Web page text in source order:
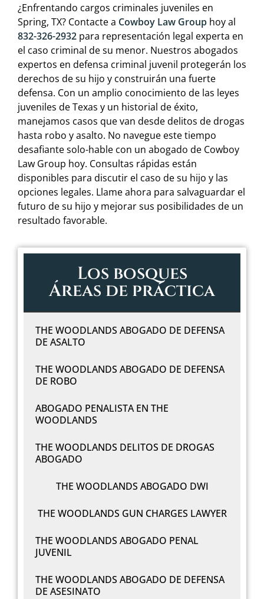
¿Enfrentando cargos criminales juveniles en
Spring, TX? Contacte a Cowboy Law Group hoy al
832-326-2932 para representación legal experta en
el caso criminal de su menor. Nuestros abogados
expertos en defensa criminal juvenil protegerán los
derechos de su hijo y construirán una fuerte
defensa. Con un amplio conocimiento de las leyes
juveniles de Texas y un historial de éxito,
manejamos casos que van desde delitos de drogas
hasta robo y asalto. No navegue este tiempo
desafiante solo-hable con un abogado de Cowboy
Law Group hoy. Consultas rápidas están
disponibles para discutir el caso de su hijo y las
opciones legales. Llame ahora para salvaguardar el
futuro de su hijo y mejorar sus posibilidades de un
resultado favorable.
Los bosques
Áreas de práctica
THE WOODLANDS ABOGADO DE DEFENSA
DE ASALTO
THE WOODLANDS ABOGADO DE DEFENSA
DE ROBO
ABOGADO PENALISTA EN THE
WOODLANDS
THE WOODLANDS DELITOS DE DROGAS
ABOGADO
THE WOODLANDS ABOGADO DWI
THE WOODLANDS GUN CHARGES LAWYER
THE WOODLANDS ABOGADO PENAL
JUVENIL
THE WOODLANDS ABOGADO DE DEFENSA
DE ASESINATO